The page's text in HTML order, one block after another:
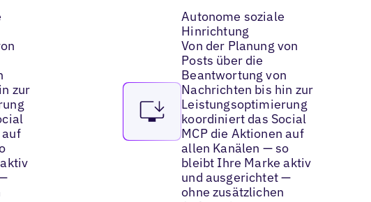
zur
auf
Autonome soziale
Hinrichtung
Von der Planung von
Posts über die
Beantwortung von
Nachrichten bis hin zur
Leistungsoptimierung
koordiniert das Social
MCP die Aktionen auf
allen Kanälen — so
bleibt Ihre Marke aktiv
und ausgerichtet —
ohne zusätzlichen